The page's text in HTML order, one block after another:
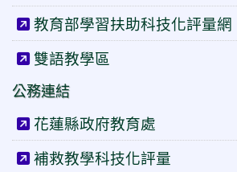
教育部學習扶助科技化評量網
雙語教學區
公務連結
花蓮縣政府教育處
補救教學科技化評量